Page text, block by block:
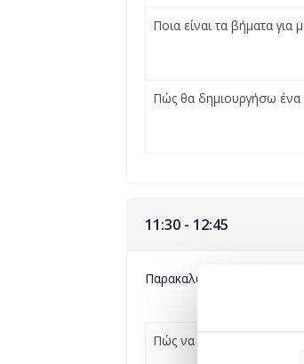
Ποια είναι τα βήματα για
Πώς θα δημιουργήσω ένα
11:30 - 12:45
Παρακαλώ επιλέξτε ένα
Πώς να προετοιμαστώ